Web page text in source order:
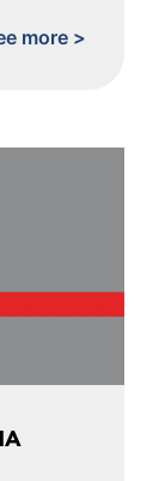
more >